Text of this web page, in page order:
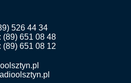
526 44 34
(89) 651 08 48
(89) 651 08 12